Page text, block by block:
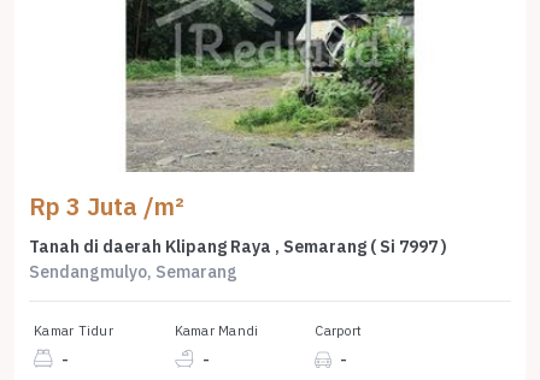
Rp 3 Juta /m²
Tanah di daerah Klipang Raya , Semarang ( Si 7997 )
Sendangmulyo, Semarang
Kamar Tidur
-
Kamar Mandi
-
Carport
-